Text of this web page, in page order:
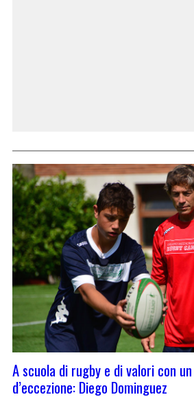
A scuola di rugby e di valori con
d’eccezione: Diego Dominguez